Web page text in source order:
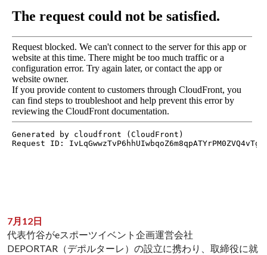
7月12日
代表竹谷がeスポーツイベント企画運営会社
DEPORTAR（デポルターレ）の設立に携わり、取締役に就